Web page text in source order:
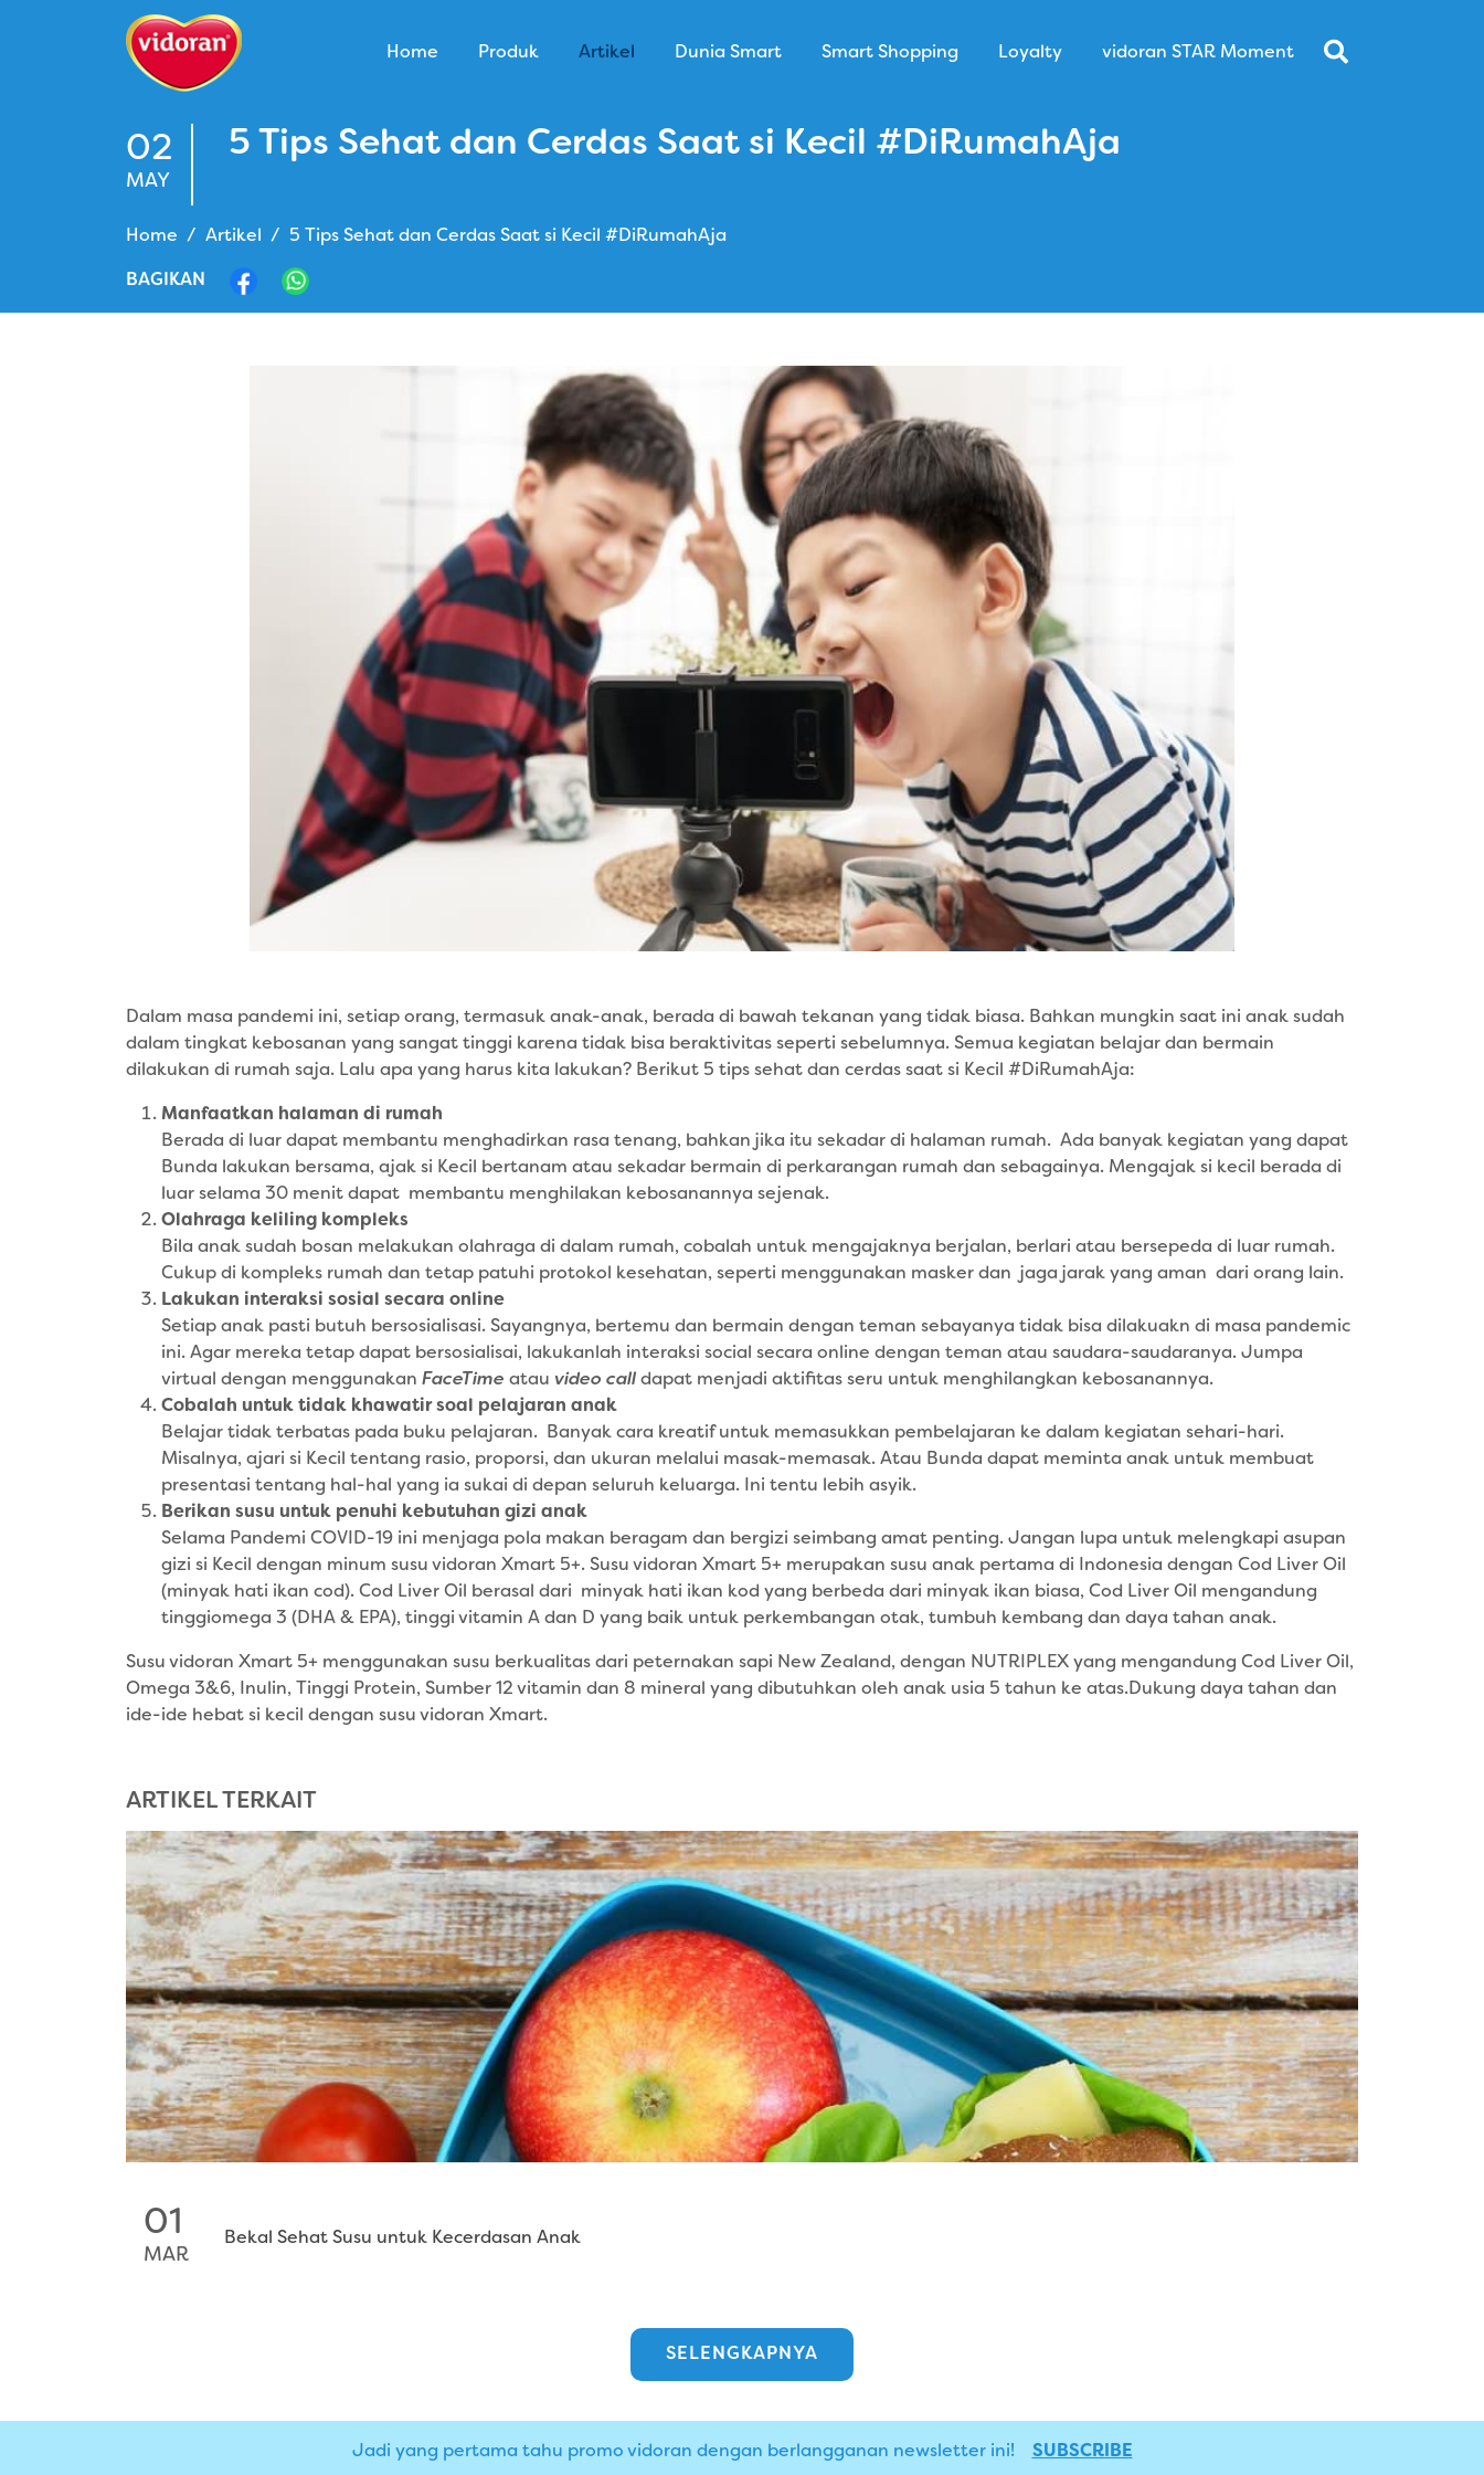
Home Produk Artikel Dunia Smart Smart Shopping Loyalty vidoran STAR Moment
02
MAY
5 Tips Sehat dan Cerdas Saat si Kecil #DiRumahAja
Home Artikel 5 Tips Sehat dan Cerdas Saat si Kecil #DiRumahAja
BAGIKAN
Dalam masa pandemi ini, setiap orang, termasuk anak-anak, berada di bawah tekanan yang tidak biasa. Bahkan mungkin saat ini anak sudah
dalam tingkat kebosanan yang sangat tinggi karena tidak bisa beraktivitas seperti sebelumnya. Semua kegiatan belajar dan bermain
dilakukan di rumah saja. Lalu apa yang harus kita lakukan? Berikut 5 tips sehat dan cerdas saat si Kecil #DiRumahAja:
Manfaatkan halaman di rumah
Berada di luar dapat membantu menghadirkan rasa tenang, bahkan jika itu sekadar di halaman rumah. Ada banyak kegiatan yang dapat
Bunda lakukan bersama, ajak si Kecil bertanam atau sekadar bermain di perkarangan rumah dan sebagainya. Mengajak si kecil berada di
luar selama 30 menit dapat membantu menghilakan kebosanannya sejenak.
Olahraga keliling kompleks
Bila anak sudah bosan melakukan olahraga di dalam rumah, cobalah untuk mengajaknya berjalan, berlari atau bersepeda di luar rumah.
Cukup di kompleks rumah dan tetap patuhi protokol kesehatan, seperti menggunakan masker dan jaga jarak yang aman dari orang lain.
Lakukan interaksi sosial secara online
Setiap anak pasti butuh bersosialisasi. Sayangnya, bertemu dan bermain dengan teman sebayanya tidak bisa dilakuakn di masa pandemic
ini. Agar mereka tetap dapat bersosialisai, lakukanlah interaksi social secara online dengan teman atau saudara-saudaranya. Jumpa
virtual dengan menggunakan FaceTime atau video call dapat menjadi aktifitas seru untuk menghilangkan kebosanannya.
Cobalah untuk tidak khawatir soal pelajaran anak
Belajar tidak terbatas pada buku pelajaran. Banyak cara kreatif untuk memasukkan pembelajaran ke dalam kegiatan sehari-hari.
Misalnya, ajari si Kecil tentang rasio, proporsi, dan ukuran melalui masak-memasak. Atau Bunda dapat meminta anak untuk membuat
presentasi tentang hal-hal yang ia sukai di depan seluruh keluarga. Ini tentu lebih asyik.
Berikan susu untuk penuhi kebutuhan gizi anak
Selama Pandemi COVID-19 ini menjaga pola makan beragam dan bergizi seimbang amat penting. Jangan lupa untuk melengkapi asupan
gizi si Kecil dengan minum susu vidoran Xmart 5+. Susu vidoran Xmart 5+ merupakan susu anak pertama di Indonesia dengan Cod Liver Oil
(minyak hati ikan cod). Cod Liver Oil berasal dari minyak hati ikan kod yang berbeda dari minyak ikan biasa, Cod Liver Oil mengandung
tinggiomega 3 (DHA & EPA), tinggi vitamin A dan D yang baik untuk perkembangan otak, tumbuh kembang dan daya tahan anak.
Susu vidoran Xmart 5+ menggunakan susu berkualitas dari peternakan sapi New Zealand, dengan NUTRIPLEX yang mengandung Cod Liver Oil,
Omega 3&6, Inulin, Tinggi Protein, Sumber 12 vitamin dan 8 mineral yang dibutuhkan oleh anak usia 5 tahun ke atas.Dukung daya tahan dan
ide-ide hebat si kecil dengan susu vidoran Xmart.
ARTIKEL TERKAIT
01
MAR
Bekal Sehat Susu untuk Kecerdasan Anak
SELENGKAPNYA
Jadi yang pertama tahu promo vidoran dengan berlangganan newsletter ini! SUBSCRIBE